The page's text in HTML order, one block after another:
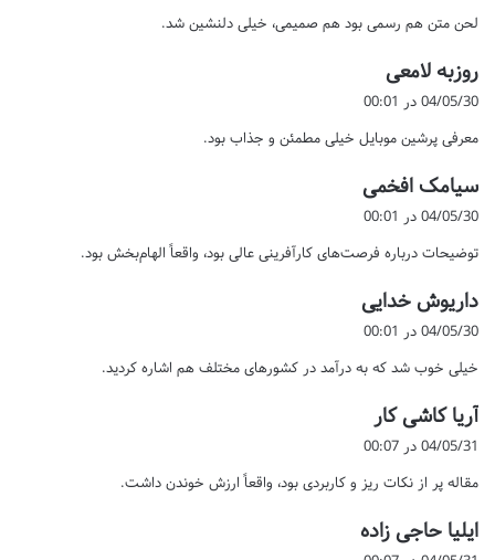
:
لحن متن هم رسمی بود هم صمیمی، خیلی دلنشین شد.
روزبه لامعی
ف
:
04/05/30 در 00:01
معرفی پرشین موبایل خیلی مطمئن و جذاب بود.
سیامک افخمی
:
04/05/30 در 00:01
توضیحات درباره فرصت‌های کارآفرینی عالی بود، واقعاً الهام‌بخش بود.
داریوش خدایی
:
04/05/30 در 00:01
خیلی خوب شد که به درآمد در کشورهای مختلف هم اشاره کردید.
آریا کاشی کار
ف
:
04/05/31 در 00:07
مقاله پر از نکات ریز و کاربردی بود، واقعاً ارزش خوندن داشت.
ایلیا حاجی زاده